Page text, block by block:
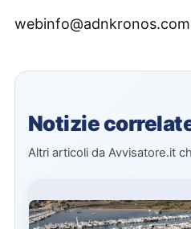
Notizie
Altri articoli da Avvisatore.it